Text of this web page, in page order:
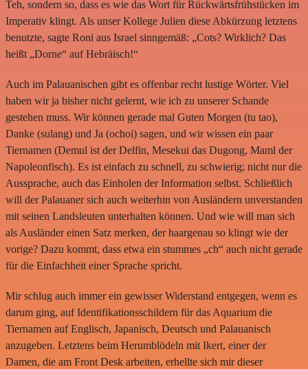
Teh, sondern so, dass es wie das Wort für Rückwärtsfrühstücken im
Imperativ klingt. Als unser Kollege Julien diese Abkürzung letztens
benutzte, sagte Roni aus Israel sinngemäß: „Cots? Wirklich? Das
heißt „Dorne“ auf Hebräisch!“
Auch im Palauanischen gibt es offenbar recht lustige Wörter. Viel
haben wir ja bisher nicht gelernt, wie ich zu unserer Schande
gestehen muss. Wir können gerade mal Guten Morgen (tu tao),
Danke (sulang) und Ja (ochoi) sagen, und wir wissen ein paar
Tiernamen (Demul ist der Delfin, Mesekui das Dugong, Maml der
Napoleonfisch). Es ist einfach zu schnell, zu schwierig; nicht nur die
Aussprache, auch das Einholen der Information selbst. Schließlich
will der Palauaner sich auch weiterhin von Ausländern unverstanden
mit seinen Landsleuten unterhalten können. Und wie will man sich
als Ausländer einen Satz merken, der haargenau so klingt wie der
vorige? Dazu kommt, dass etwa ein stummes „ch“ auch nicht gerade
für die Einfachheit einer Sprache spricht.
Mir schlug auch immer ein gewisser Widerstand entgegen, wenn es
darum ging, auf Identifikationsschildern für das Aquarium die
Tiernamen auf Englisch, Japanisch, Deutsch und Palauanisch
anzugeben. Letztens beim Herumblödeln mit Ikert, einer der
Damen, die am Front Desk arbeiten, erhellte sich mir dieser